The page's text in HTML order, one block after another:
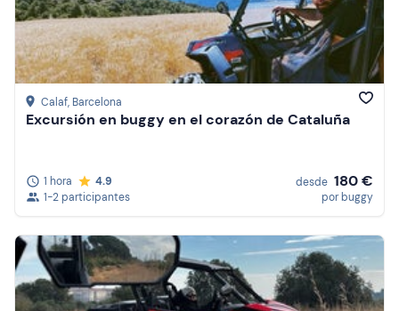
Precio (de mayor a menor)
Reseñas
Calaf, Barcelona
Excursión en buggy en el corazón de Cataluña
1 hora
4.9
1-2 participantes
desde 180 €
por buggy